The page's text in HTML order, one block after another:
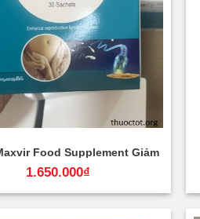
Food Supplement Giảm
Tinh Trùng, Giá Bao Nhiêu
?
1.650.000₫